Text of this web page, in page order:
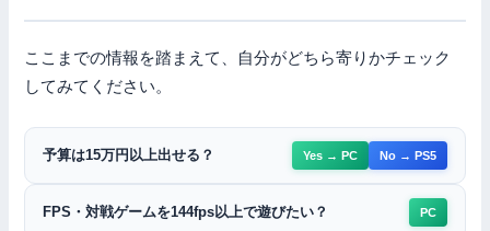
ここまでの情報を踏まえて、自分がどちら寄りかチェック
してみてください。
予算は15万円以上出せる？ Yes → PC No → PS5
FPS・対戦ゲームを144fps以上で遊びたい？ PC